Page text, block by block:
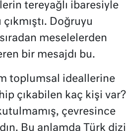
tereyağlı ibaresiyle
çıkmıştı. Doğruyu
meselelerden
bir mesajdı bu.
toplumsal ideallerine
çıkabilen kaç kişi var?
çevresince
Bu anlamda Türk dizi